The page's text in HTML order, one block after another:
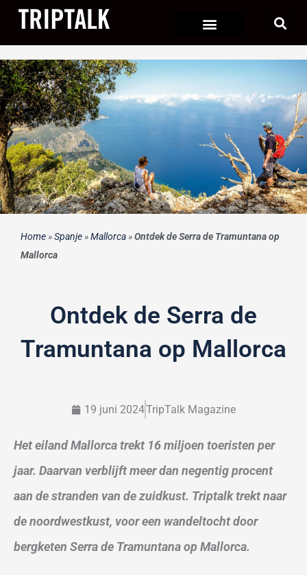
de
inhoud
Home»Spanje»Mallorca»Ontdek de Serra de Tramuntana op
Mallorca
Ontdek de Serra de
Tramuntana op Mallorca
19 juni 2024TripTalk Magazine
Het eiland Mallorca trekt 16 miljoen toeristen per
jaar. Daarvan verblijft meer dan negentig procent
aan de stranden van de zuidkust. Triptalk trekt naar
de noordwestkust, voor een wandeltocht door
bergketen Serra de Tramuntana op Mallorca.